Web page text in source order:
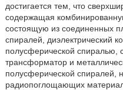
достигается тем, что
содержащая
состоящую из соединенных
спиралей, диэлектрический
полусферической
трансформатор и
полусферической спиралей,
радиопоглощающих